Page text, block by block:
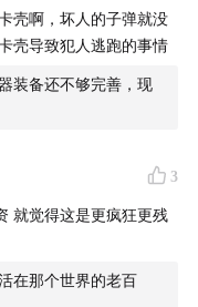
壳啊，坏人的子弹就没
壳导致犯人逃跑的事情
装备还不够完善，现
3
就觉得这是更疯狂更残
在那个世界的老百